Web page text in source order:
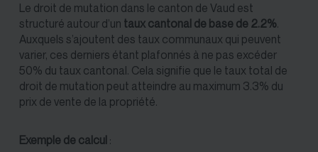
Le droit de mutation dans le canton de Vaud est
structuré autour d’un taux cantonal de base de 2.2%.
Auxquels s’ajoutent des taux communaux qui peuvent
varier, ces derniers étant plafonnés à ne pas excéder
50% du taux cantonal. Cela signifie que le taux total de
droit de mutation peut atteindre au maximum 3.3% du
prix de vente de la propriété.
Exemple de calcul :